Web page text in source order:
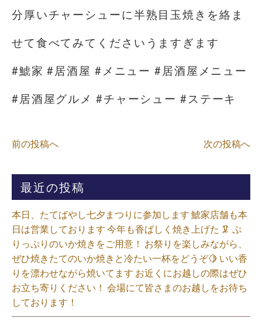
分厚いチャーシューに半熟目玉焼きを絡ま
せて食べてみてくださいうますぎます
#鯱家 #居酒屋 #メニュー #居酒屋メニュー
#居酒屋グルメ #チャーシュー #ステーキ
前の投稿へ 次の投稿へ
最近の投稿
本日、たてばやし七夕まつりに参加します 鯱家店舗も本
日は営業しております️ 今年も香ばしく焼き上げた 🦑 ぷ
りっぷりのいか焼きをご用意！ お祭りを楽しみながら、
ぜひ焼きたてのいか焼きと冷たい一杯をどうぞ🍋 いい香
りを漂わせながら焼いてます お近くにお越しの際はぜひ
お立ち寄りください！ 会場にて皆さまのお越しをお待ち
しております！